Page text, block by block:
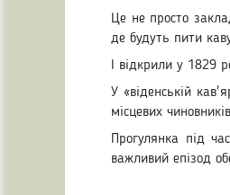
Це не просто
де будуть пити
І відкрили у 1829
У «віденській
місцевих
Прогулянка під
важливий епізод